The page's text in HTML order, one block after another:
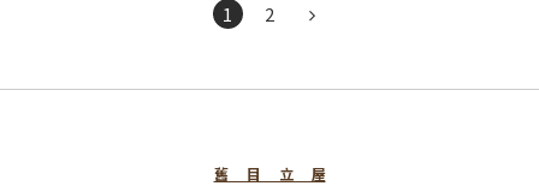
1 2
舊 目 立 屋